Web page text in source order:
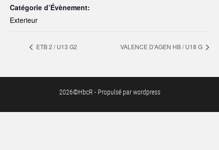
Catégorie d’Évènement:
Exterieur
ETB 2 / U13 G2 VALENCE D’AGEN HB / U18 G
2026©HbcR - Propulsé par wordpress